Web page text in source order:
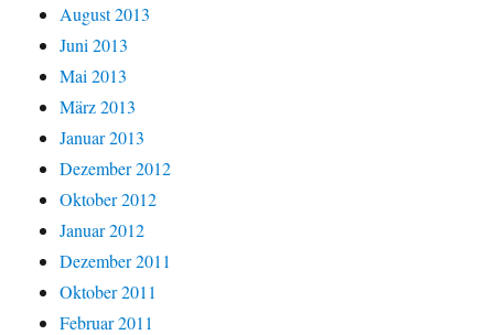
August 2013
Juni 2013
Mai 2013
März 2013
Januar 2013
Dezember 2012
Oktober 2012
Januar 2012
Dezember 2011
Oktober 2011
Februar 2011